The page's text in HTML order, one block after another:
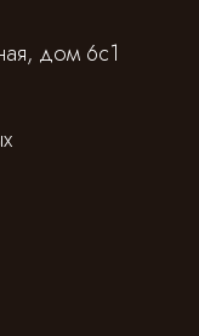
дом 6с1